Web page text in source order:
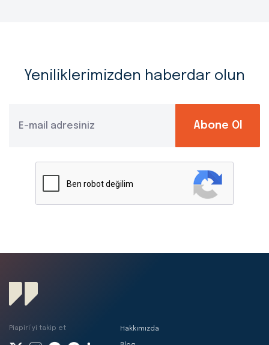
Yeniliklerimizden haberdar olun
Abone Ol
Hakkımızda
Piapiri’yi takip et